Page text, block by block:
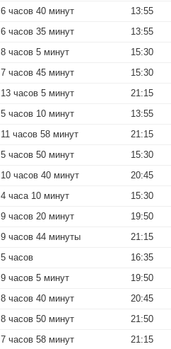
6 часов 40 минут
13:55
6 часов 35 минут
13:55
8 часов 5 минут
15:30
7 часов 45 минут
15:30
13 часов 5 минут
21:15
5 часов 10 минут
13:55
11 часов 58 минут
21:15
5 часов 50 минут
15:30
10 часов 40 минут
20:45
4 часа 10 минут
15:30
9 часов 20 минут
19:50
9 часов 44 минуты
21:15
5 часов
16:35
9 часов 5 минут
19:50
8 часов 40 минут
20:45
8 часов 50 минут
21:50
7 часов 58 минут
21:15